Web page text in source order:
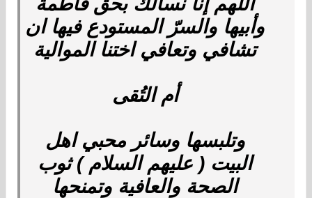
وأبيها والسرّ المستودع فيها ان
تشافي وتعافي اختنا الموالية
أم التُقى
وتلبسها وسائر محبي اهل
البيت ( عليهم السلام ) ثوب
الصحة والعافية وتمنحها